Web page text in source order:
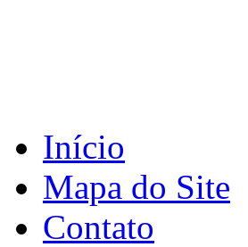
Início
Mapa do Site
Contato